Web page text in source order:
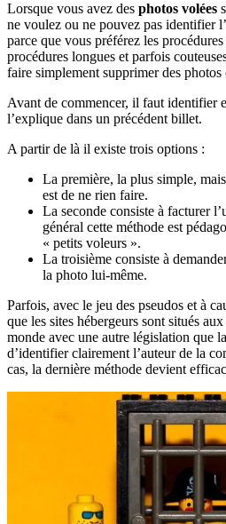
Lorsque vous avez des photos volées
ne voulez ou ne pouvez pas identifier
parce que vous préférez les
procédures longues et parfois
faire simplement supprimer des photos
Avant de commencer, il faut identifier
l’explique dans un précédent billet.
A partir de là il existe trois options :
La première, la plus simple,
est de ne rien faire.
La seconde consiste à facturer
général cette méthode est
« petits voleurs ».
La troisième consiste à
la photo lui-même.
Parfois, avec le jeu des pseudos et à
que les sites hébergeurs sont situés
monde avec une autre législation que
d’identifier clairement l’auteur de la
cas, la dernière méthode devient